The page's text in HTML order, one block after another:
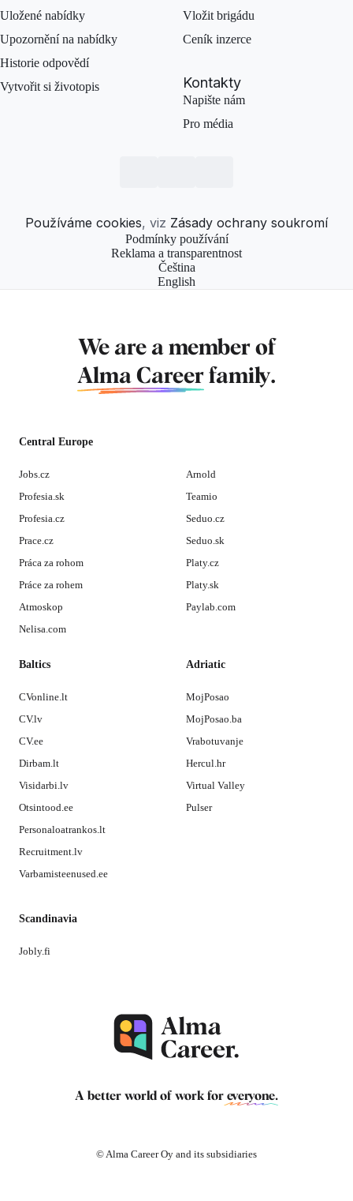
Uložené nabídky
Upozornění na nabídky
Historie odpovědí
Vytvořit si životopis
Vložit brigádu
Ceník inzerce
Kontakty
Napište nám
Pro média
Používáme cookies, viz Zásady ochrany soukromí
Podmínky používání
Reklama a transparentnost
Čeština
English
We are a member of
Alma Career family.
Central Europe
Jobs.cz
Profesia.sk
Profesia.cz
Prace.cz
Práca za rohom
Práce za rohem
Atmoskop
Nelisa.com
Arnold
Teamio
Seduo.cz
Seduo.sk
Platy.cz
Platy.sk
Paylab.com
Baltics
CVonline.lt
CV.lv
CV.ee
Dirbam.lt
Visidarbi.lv
Otsintood.ee
Personaloatrankos.lt
Recruitment.lv
Varbamisteenused.ee
Adriatic
MojPosao
MojPosao.ba
Vrabotuvanje
Hercul.hr
Virtual Valley
Pulser
Scandinavia
Jobly.fi
A better world of work for everyone.
© Alma Career Oy and its subsidiaries